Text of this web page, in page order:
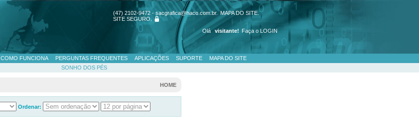
(47) 2102-9472 - sacgrafica@haco.com.br. MAPA DO SITE.
SITE SEGURO.
Olá visitante! Faça o LOGIN
COMO FUNCIONA PERGUNTAS FREQUENTES APLICAÇÕES SUPORTE
MAPA DO SITE
SONHO DOS PÉS
HOME
Ordenar: